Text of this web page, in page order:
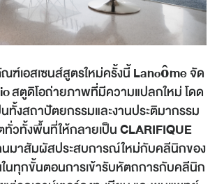
ฑ์เอสเซนส์สูตรใหม่ครั้งนี้Lancômeจัด
สตูดิโอถ่ายภาพที่มีความแปลกใหม่ โดด
ทั้งสถาปัตยกรรมและงานประติมากรรม
ทั่วทั้งพื้นที่ให้กลายเป็นCLARIFIQUE
มาสัมผัสประสบการณ์ใหม่กับคลีนิกของ
นทุกขั้นตอนการเข้ารับหัตถการกับคลีนิก